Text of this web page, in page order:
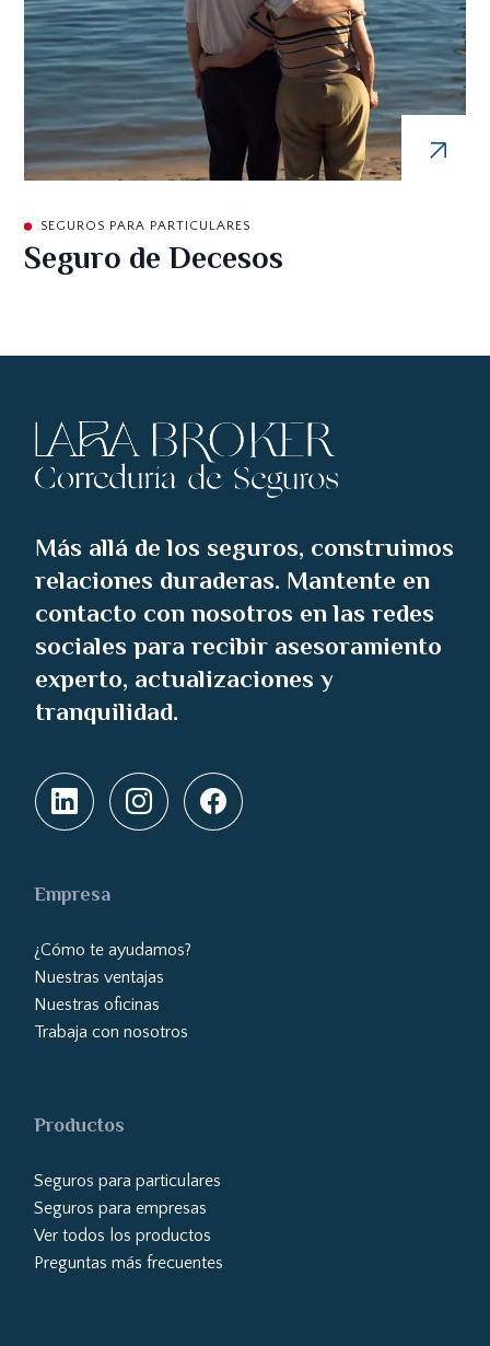
SEGUROS PARA PARTICULARES
Seguro de Decesos
Más allá de los seguros, construimos
relaciones duraderas. Mantente en
contacto con nosotros en las redes
sociales para recibir asesoramiento
experto, actualizaciones y
tranquilidad.
Empresa
¿Cómo te ayudamos?
Nuestras ventajas
Nuestras oficinas
Trabaja con nosotros
Productos
Seguros para particulares
Seguros para empresas
Ver todos los productos
Preguntas más frecuentes